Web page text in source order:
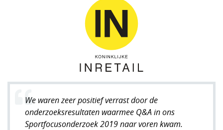
We waren zeer positief verrast door de
onderzoeksresultaten waarmee Q&A in ons
Sportfocusonderzoek 2019 naar voren kwam.